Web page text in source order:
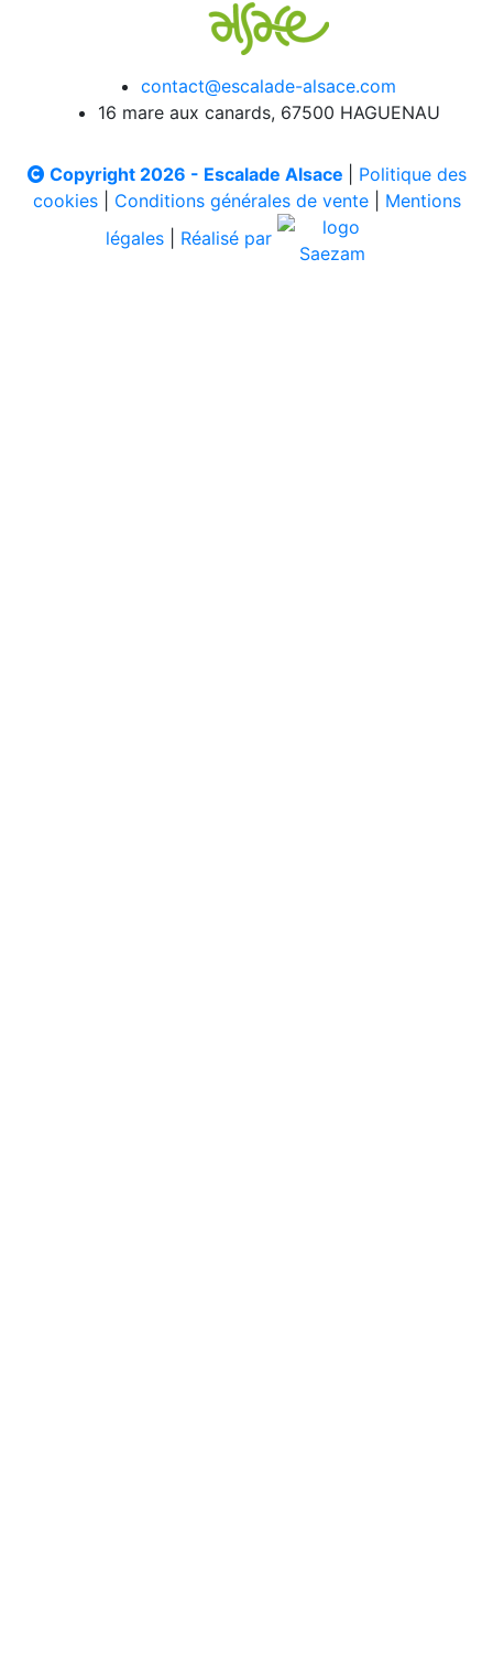
contact@escalade-alsace.com
16 mare aux canards, 67500 HAGUENAU
Copyright 2026 - Escalade Alsace
Politique des
cookies| Conditions générales de vente| Mentions
légales
Réalisé par